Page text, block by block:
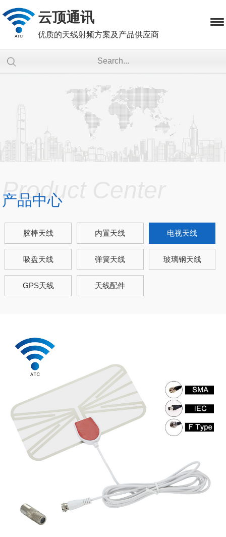
云顶通讯
优质的天线射频方案及产品供应商
Product Center
产品中心
胶棒天线 内置天线 电视天线
吸盘天线 弹簧天线 玻璃钢天线
GPS天线 天线配件